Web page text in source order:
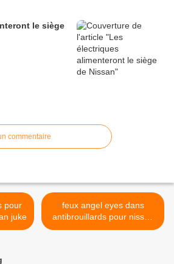
le siège
commentaire
juke
feux angel eyes dans
antibrouillards pour nissan
juke >